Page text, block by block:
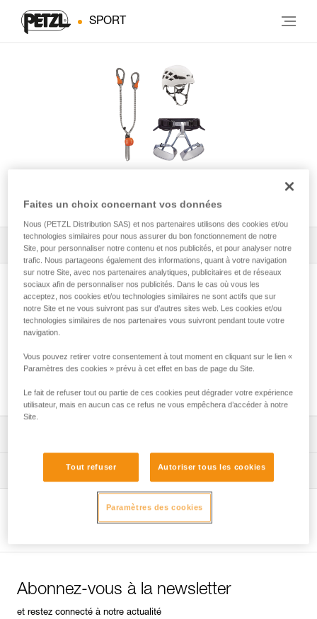
SPORT
KIT VIA FERRATA EASHOOK
Tous les conseils techniques 1 Filtrer
Assurer avec une corde en complément des
Technical Notice
Technical Notice
Conseils pour l'entretien de vos équipements
entretien-longes-sangles-absorbeurs-FR
entretien-casques-FR
Abonnez-vous à la newsletter
et restez connecté à notre actualité
Faites un choix concernant vos données
Nous (PETZL Distribution SAS) et nos partenaires utilisons des cookies et/ou
technologies similaires pour nous assurer du bon fonctionnement de notre
Site, pour personnaliser notre contenu et nos publicités, et pour analyser notre
trafic. Nous partageons également des informations, quant à votre navigation
sur notre Site, avec nos partenaires analytiques, publicitaires et de réseaux
sociaux afin de personnaliser nos publicités. Dans le cas où vous les
acceptez, nos cookies et/ou technologies similaires ne sont actifs que sur
notre Site et ne vous suivront pas sur d’autres sites web. Les cookies et/ou
technologies similaires de nos partenaires vous suivront pendant toute votre
navigation.
Vous pouvez retirer votre consentement à tout moment en cliquant sur le lien «
Paramètres des cookies » prévu à cet effet en bas de page du Site.
Le fait de refuser tout ou partie de ces cookies peut dégrader votre expérience
utilisateur, mais en aucun cas ce refus ne vous empêchera d’accéder à notre
Site.
Tout refuser Autoriser tous les cookies
Paramètres des cookies